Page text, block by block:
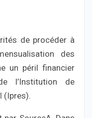
de procéder à
des
un péril financier
l’Institution de
(Ipres).